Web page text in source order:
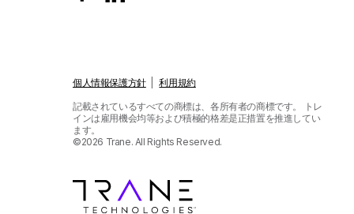
個人情報保護方針|利用規約
記載されているすべての商標は、各所有者の商標です。
トレ
インは雇用機会均等および積極的格差是正措置を推進してい
ます。
©2026 Trane. All Rights Reserved.